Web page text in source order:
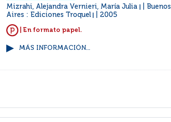
Mizrahi, Alejandra Vernieri, María Julia
Buenos
Aires : Ediciones Troquel
2005
| En formato papel.
MÁS INFORMACIÓN...